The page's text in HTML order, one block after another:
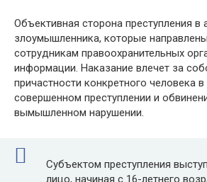
Объективная сторона преступления в
злоумышленника, которые
сотрудникам правоохранительных
информации. Наказание влечет за
причастности конкретного человека
совершенном преступлении и
вымышленном нарушении.
Субъектом преступления
лицо, начиная с 16-летнего